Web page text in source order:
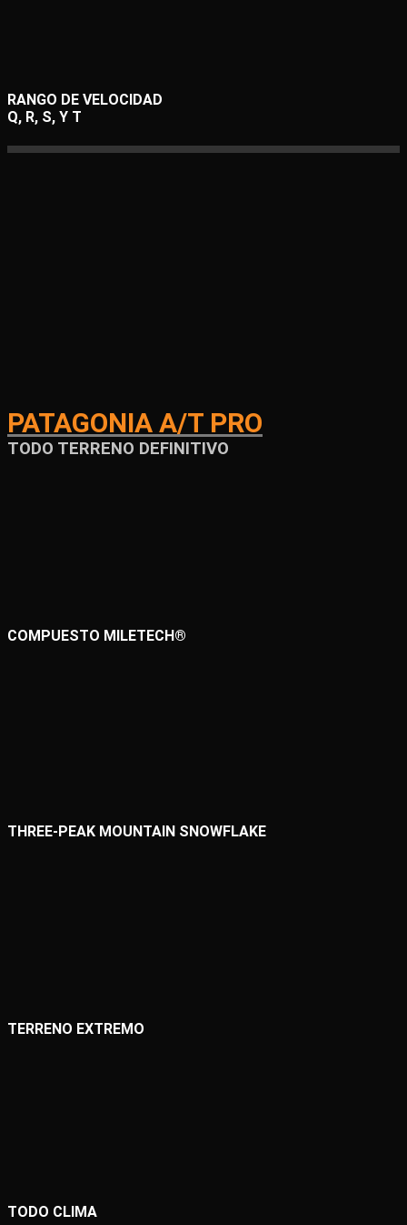
RANGO DE VELOCIDAD
Q, R, S, Y T
PATAGONIA A/T PRO
TODO TERRENO DEFINITIVO
COMPUESTO MILETECH®
THREE-PEAK MOUNTAIN SNOWFLAKE
TERRENO EXTREMO
TODO CLIMA